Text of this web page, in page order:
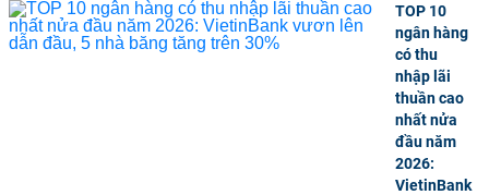
TOP 10
ngân hàng
có thu
nhập lãi
thuần cao
nhất nửa
đầu năm
2026:
VietinBank